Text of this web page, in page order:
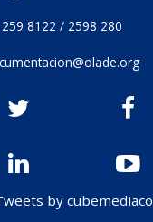
8122 / 2598 280
by cubemediaco